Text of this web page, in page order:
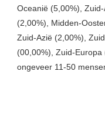
Oceanië (5,00%),
(2,00%), Midden-
Zuid-Azië (2,00%),
(00,00%), Zuid-